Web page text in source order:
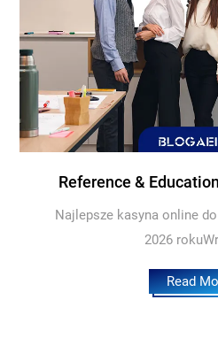
Reference &
Najlepsze kasyna online
2026
Read